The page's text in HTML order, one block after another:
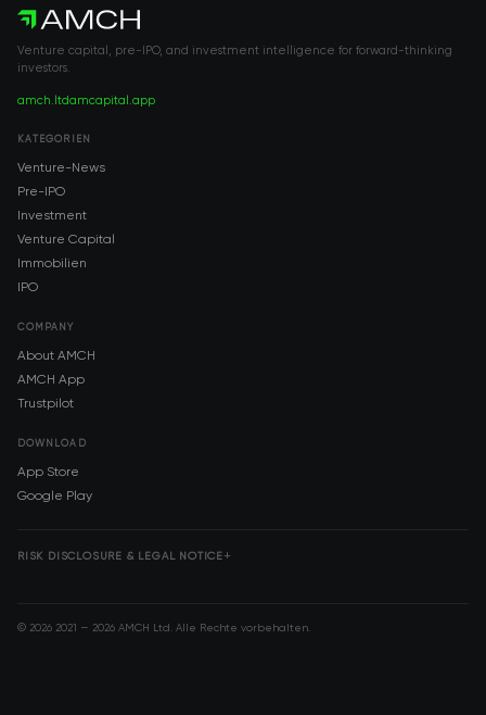
Venture capital, pre-IPO, and investment intelligence for forward-thinking
investors.
amch.ltdamcapital.app
KATEGORIEN
Venture-News
Pre-IPO
Investment
Venture Capital
Immobilien
IPO
COMPANY
About AMCH
AMCH App
Trustpilot
DOWNLOAD
App Store
Google Play
RISK DISCLOSURE & LEGAL NOTICE
© 2026 2021 — 2026 AMCH Ltd. Alle Rechte vorbehalten.